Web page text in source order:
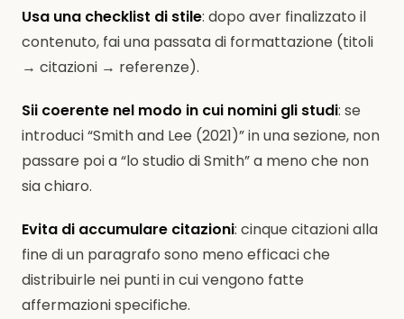
Usa una checklist di stile: dopo aver finalizzato il
contenuto, fai una passata di formattazione (titoli
→ citazioni → referenze).
Sii coerente nel modo in cui nomini gli studi: se
introduci “Smith and Lee (2021)” in una sezione, non
passare poi a “lo studio di Smith” a meno che non
sia chiaro.
Evita di accumulare citazioni: cinque citazioni alla
fine di un paragrafo sono meno efficaci che
distribuirle nei punti in cui vengono fatte
affermazioni specifiche.